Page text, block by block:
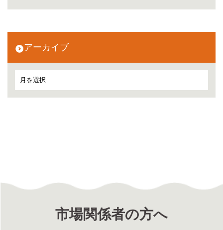
アーカイブ
市場関係者の方へ